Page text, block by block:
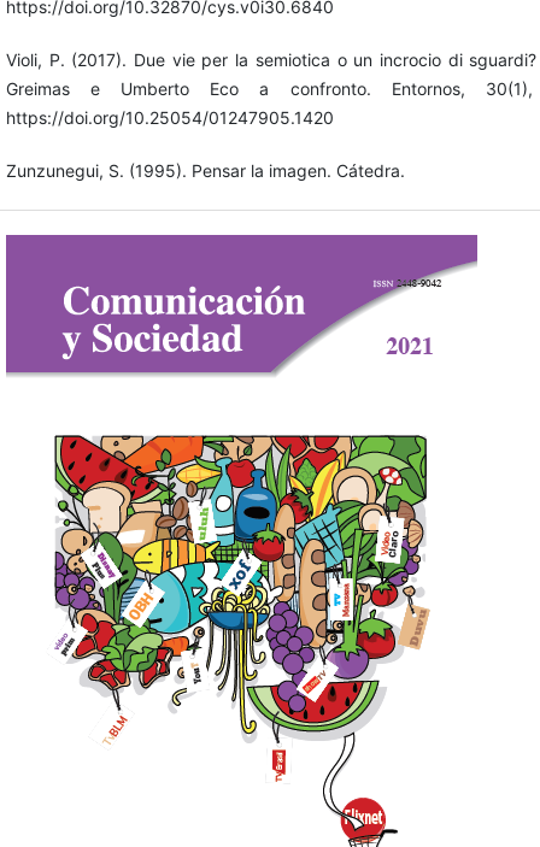
https://doi.org/10.32870/cys.v0i30.6840
Violi, P. (2017). Due vie per la semiotica o un incrocio di
Greimas e Umberto Eco a confronto. Entornos,
https://doi.org/10.25054/01247905.1420
Zunzunegui, S. (1995). Pensar la imagen. Cátedra.